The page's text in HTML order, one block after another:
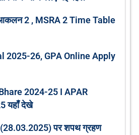
आकलन 2 , MSRA 2 Time Table
2025-26, GPA Online Apply
2024-25 I APAR
यहाँ देखे
(28.03.2025) पर शपथ ग्रहण